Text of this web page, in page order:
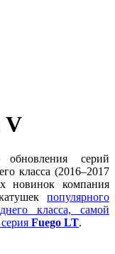
V
серий
класса (2016–2017
новинок компания
популярного
класса, самой
Fuego LT.